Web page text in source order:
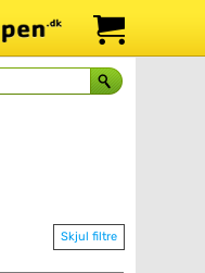
Skjul filtre